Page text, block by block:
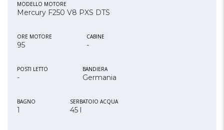
MODELLO MOTORE
Mercury F250 V8 PXS DTS
ORE MOTORE
95
CABINE
-
POSTI LETTO
-
BANDIERA
Germania
BAGNO
1
SERBATOIO ACQUA
45 l